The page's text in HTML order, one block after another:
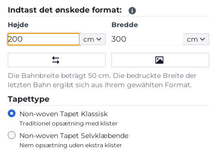
Indtast det ønskede format:
Højde
cm
Bredde
cm
Die Bahnbreite beträgt 50 cm. Die bedruckte Breite der
letzten Bahn ergibt sich aus Ihrem gewählten Format.
Tapettype
Non-woven Tapet Klassisk
Traditionel opsætning med klister
Non-woven Tapet Selvklæbende
Nem opsætning uden ekstra klister